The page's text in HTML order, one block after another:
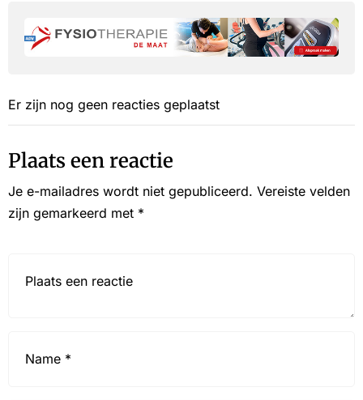
Er zijn nog geen reacties geplaatst
Plaats een reactie
Je e-mailadres wordt niet gepubliceerd. Vereiste velden
zijn gemarkeerd met *